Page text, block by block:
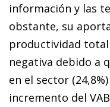
información y las
obstante, su
productividad total
negativa debido a
en el sector
incremento del